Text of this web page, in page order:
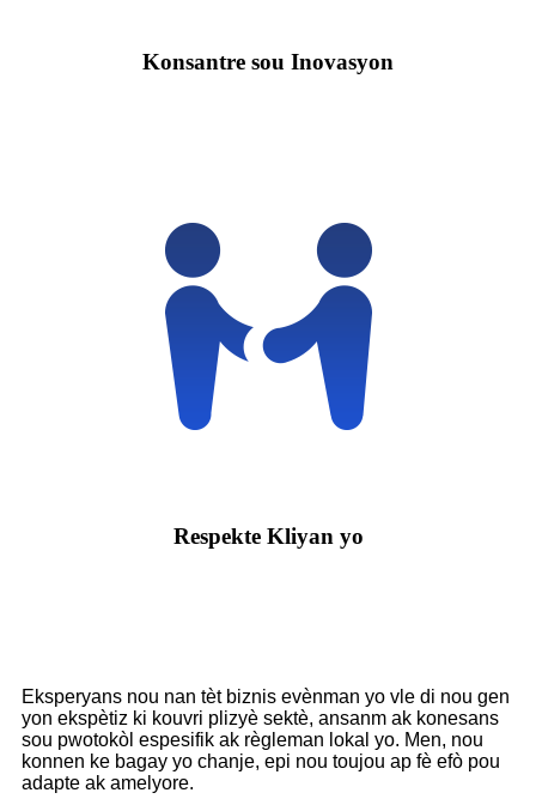
Konsantre sou Inovasyon
Respekte Kliyan yo
Eksperyans nou nan tèt biznis evènman yo vle di nou gen
yon ekspètiz ki kouvri plizyè sektè, ansanm ak konesans
sou pwotokòl espesifik ak règleman lokal yo. Men, nou
konnen ke bagay yo chanje, epi nou toujou ap fè efò pou
adapte ak amelyore.